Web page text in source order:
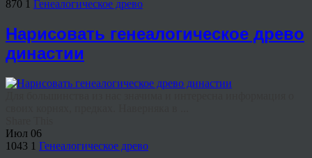
870 1 Генеалогическое древо
Нарисовать генеалогическое древо
династии
Июл 06
1043 1 Генеалогическое древо